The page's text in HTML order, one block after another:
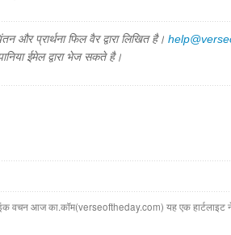
प्रार्थना फिल वैर द्वारा लिखित है।
ईमेल द्वारा भेज सकते है।
वचन आज का.कॉम(verseoftheday.com) यह एक हार्टलाइट